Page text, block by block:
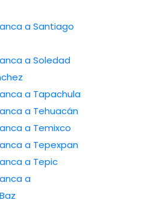
a Santiago
a Soledad
a Tapachula
a Tehuacán
a Temixco
a Tepexpan
a Tepic
a